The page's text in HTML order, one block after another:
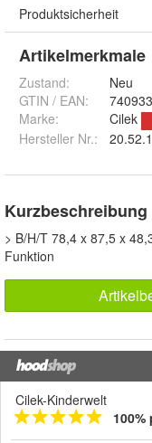
Produktsicherheit
Artikelmerkmale
Zustand:
Neu
GTIN / EAN:
Marke:
Cilek
Hersteller Nr.:
Kurzbeschreibung
> B/H/T 78,4 x 87,5 x
Funktion
Cilek-Kinderwelt